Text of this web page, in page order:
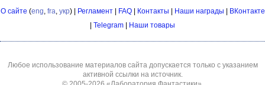
О сайте (eng, fra, укр) | Регламент| FAQ| Контакты Наши награды
ВКонтакте
Telegram Наши товары
Любое использование материалов сайта допускается только с указанием
активной ссылки на источник.